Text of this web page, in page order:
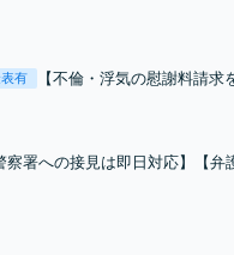
有
【不倫・浮気の慰謝料請求
契約まで対応可/来所不要】
察署への接見は即日対応】【弁